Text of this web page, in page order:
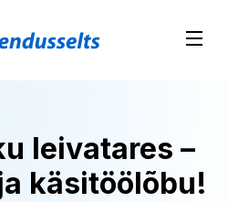
leivatares –
käsitöölõbu!